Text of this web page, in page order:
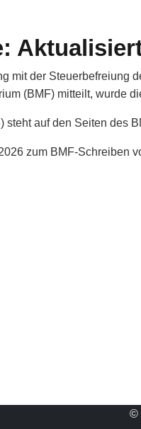
mit der
(BMF) mitteilt, wurde
steht auf den Seiten des
zum BMF-Schreiben
©